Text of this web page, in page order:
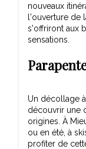
nouveaux
l'ouverture de
s'offriront aux
sensations.
Un décollage
découvrir une
origines. À
ou en été, à
profiter de